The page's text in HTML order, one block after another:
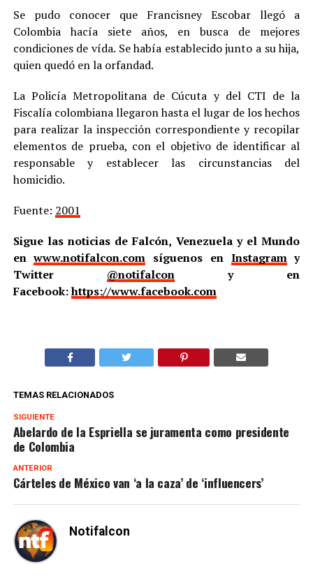
Se pudo conocer que Francisney Escobar llegó a
Colombia hacía siete años, en busca de mejores
condiciones de vída. Se había establecido junto a su hija,
quien quedó en la orfandad.
La Policía Metropolitana de Cúcuta y del CTI de la
Fiscalía colombiana llegaron hasta el lugar de los hechos
para realizar la inspección correspondiente y recopilar
elementos de prueba, con el objetivo de identificar al
responsable y establecer las circunstancias del
homicidio.
Fuente: 2001
Sigue las noticias de Falcón, Venezuela y el Mundo
enwww.notifalcon.com síguenos en Instagramy
Twitter @notifalcony en
Facebook:https://www.facebook.com
TEMAS RELACIONADOS
SIGUIENTE
Abelardo de la Espriella se juramenta como presidente
de Colombia
ANTERIOR
Cárteles de México van ‘a la caza’ de ‘influencers’
Notifalcon